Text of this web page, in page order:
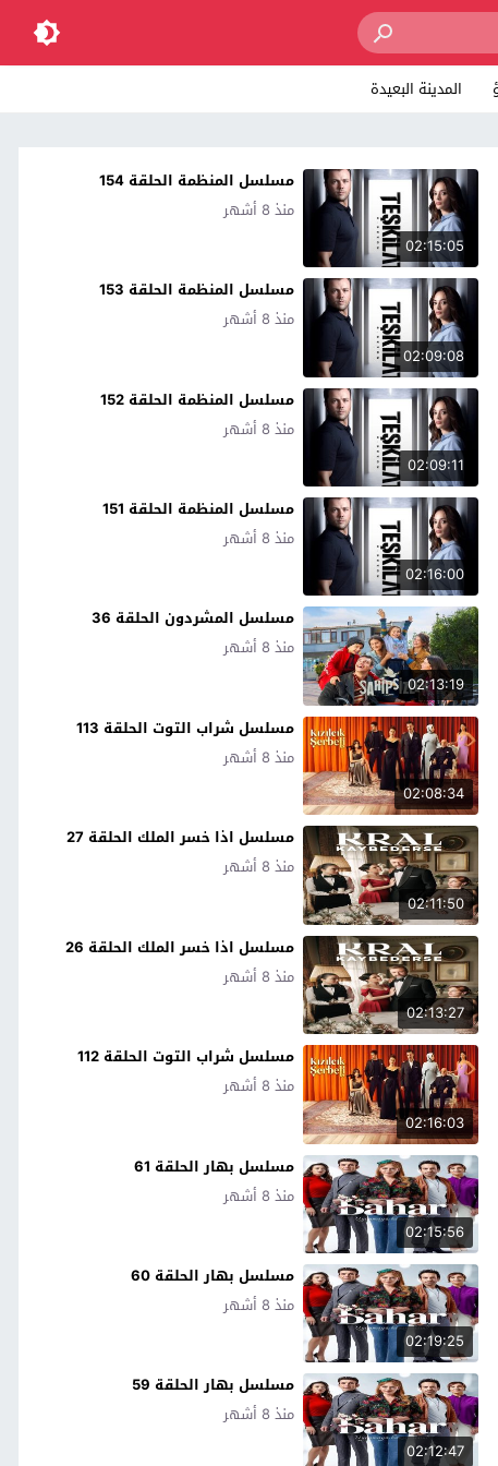
المدينة البعيدة
02:15:05
مسلسل المنظمة الحلقة 154
منذ 8 أشهر
02:09:08
مسلسل المنظمة الحلقة 153
منذ 8 أشهر
02:09:11
مسلسل المنظمة الحلقة 152
منذ 8 أشهر
02:16:00
مسلسل المنظمة الحلقة 151
منذ 8 أشهر
02:13:19
مسلسل المشردون الحلقة 36
منذ 8 أشهر
02:08:34
مسلسل شراب التوت الحلقة 113
منذ 8 أشهر
02:11:50
مسلسل اذا خسر الملك الحلقة 27
منذ 8 أشهر
02:13:27
مسلسل اذا خسر الملك الحلقة 26
منذ 8 أشهر
02:16:03
مسلسل شراب التوت الحلقة 112
منذ 8 أشهر
02:15:56
مسلسل بهار الحلقة 61
منذ 8 أشهر
02:19:25
مسلسل بهار الحلقة 60
منذ 8 أشهر
02:12:47
مسلسل بهار الحلقة 59
منذ 8 أشهر